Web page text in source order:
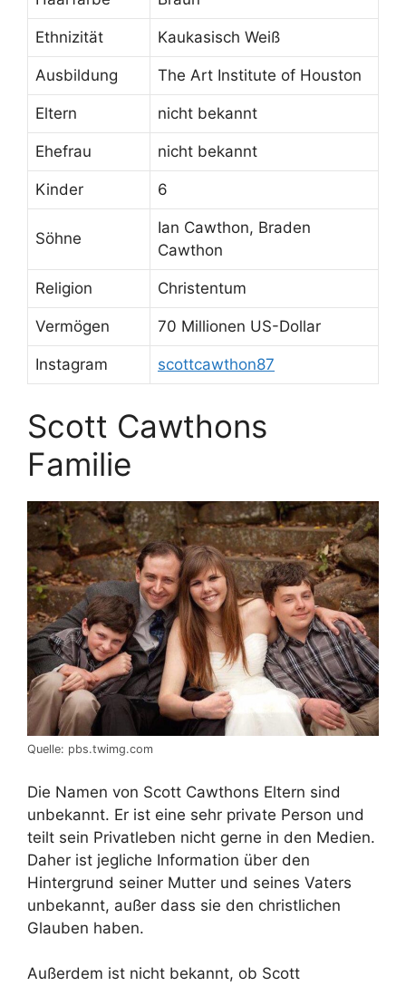
Ethnizität Kaukasisch Weiß
Ausbildung The Art Institute of Houston
Eltern nicht bekannt
Ehefrau nicht bekannt
Kinder 6
Söhne
Ian Cawthon, Braden
Cawthon
Religion Christentum
Vermögen 70 Millionen US-Dollar
Instagram scottcawthon87
Scott Cawthons
Familie
Quelle: pbs.twimg.com
Die Namen von Scott Cawthons Eltern sind
unbekannt. Er ist eine sehr private Person und
teilt sein Privatleben nicht gerne in den Medien.
Daher ist jegliche Information über den
Hintergrund seiner Mutter und seines Vaters
unbekannt, außer dass sie den christlichen
Glauben haben.
Außerdem ist nicht bekannt, ob Scott